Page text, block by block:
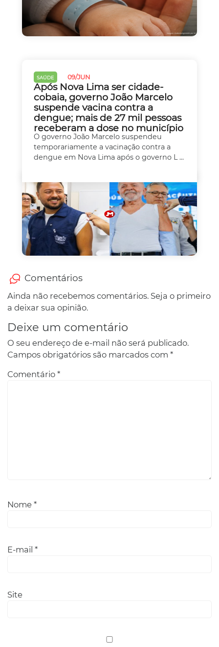
SAÚDE 09/JUN
Após Nova Lima ser cidade-
cobaia, governo João Marcelo
suspende vacina contra a
dengue; mais de 27 mil pessoas
receberam a dose no município
O governo João Marcelo suspendeu
temporariamente a vacinação contra a
dengue em Nova Lima após o governo L ...
Comentários
Ainda não recebemos comentários. Seja o primeiro
a deixar sua opinião.
Deixe um comentário
O seu endereço de e-mail não será publicado.
Campos obrigatórios são marcados com *
Comentário *
Nome *
E-mail *
Site